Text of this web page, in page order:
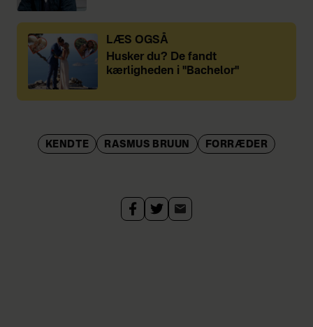
LÆS OGSÅ
Husker du? De fandt
kærligheden i "Bachelor"
KENDTE RASMUS BRUUN FORRÆDER